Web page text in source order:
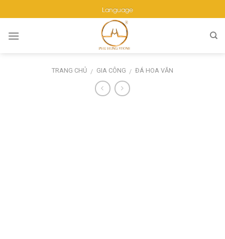
to
content
TRANG CHỦ / GIA CÔNG / ĐÁ HOA VĂN
Language